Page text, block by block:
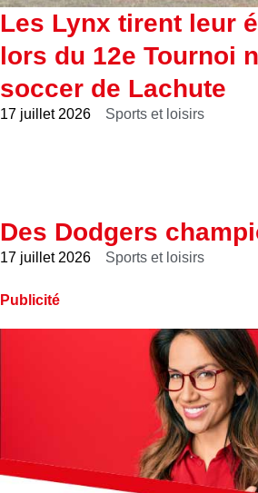
Les Lynx tirent leur
lors du 12e Tournoi
soccer de Lachute
17 juillet 2026 Sports et loisirs
Des Dodgers
17 juillet 2026 Sports et loisirs
Publicité